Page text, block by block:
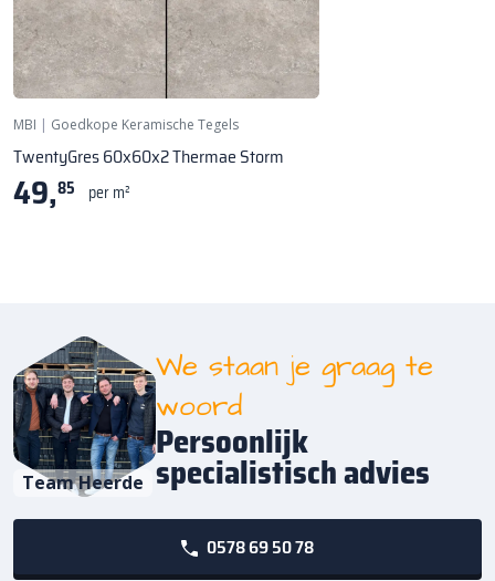
MBI | Goedkope Keramische Tegels
TwentyGres 60x60x2 Thermae Storm
49,85 per m²
Team Heerde
We staan je graag te
woord
Persoonlijk
specialistisch advies
0578 69 50 78